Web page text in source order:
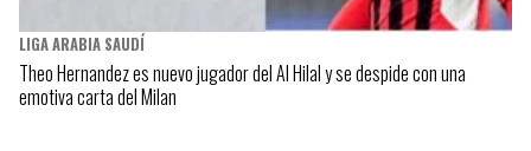
LIGA ARABIA SAUDÍ
Theo Hernandez es nuevo jugador del Al Hilal y se despide con una
emotiva carta del Milan